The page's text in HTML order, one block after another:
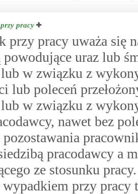
pracy
przy pracy uważa się
powodujące uraz lub
w związku z
lub poleceń
w związku z
nawet bez
pozostawania
pracodawcy a
ze stosunku pracy.
przy pracy